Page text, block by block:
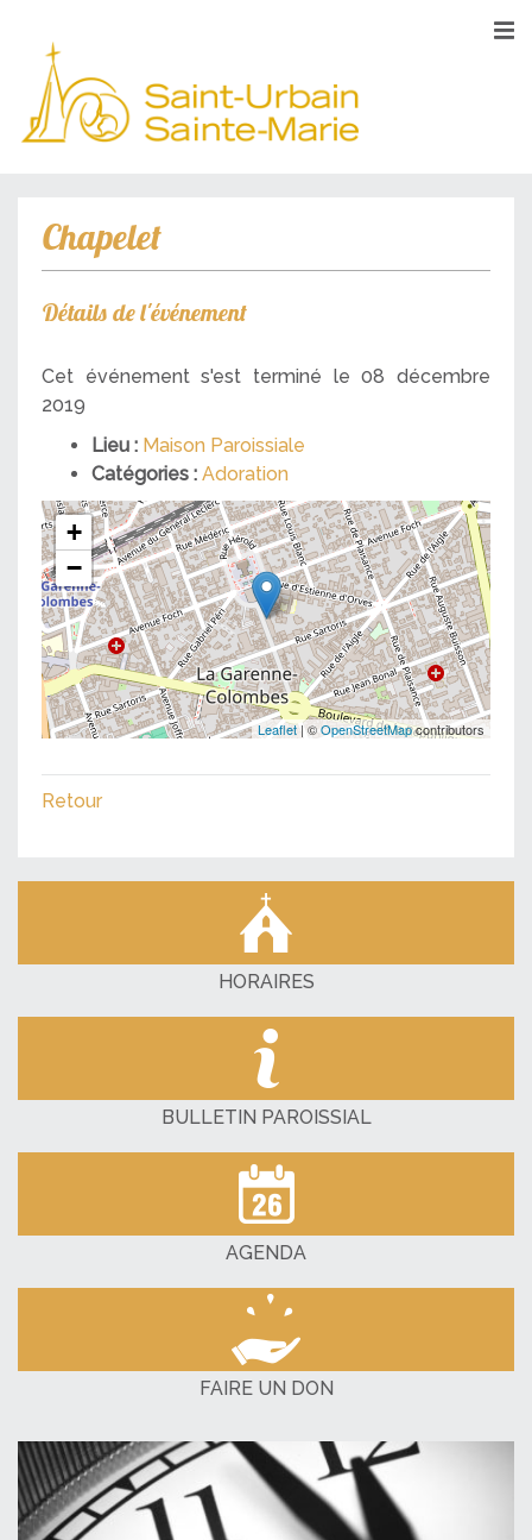
Chapelet
Détails de l'événement
Cet événement s'est terminé le 08 décembre
2019
Lieu : Maison Paroissiale
Catégories : Adoration
+
−
Leaflet| ©OpenStreetMapcontributors
Retour
HORAIRES
BULLETIN PAROISSIAL
AGENDA
FAIRE UN DON